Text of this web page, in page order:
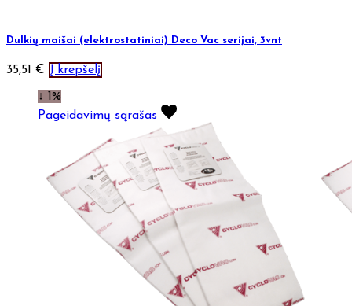
Dulkių maišai (elektrostatiniai) Deco Vac serijai, 3vnt
35,51 € Į krepšelį
↓ 1%
Pageidavimų sąrašas